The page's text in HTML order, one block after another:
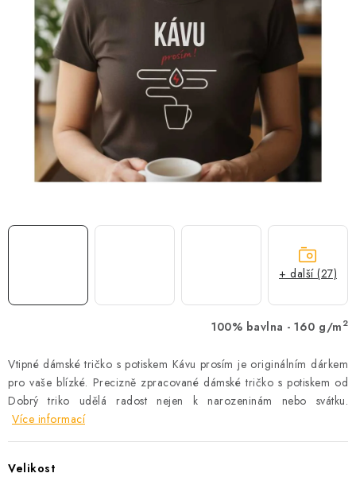
MÁM SRDCE POMÁHÁM
VÁNOCE
PROVIZNÍ SYSTÉM
Časté otázky
Obchodní podmínky
Zásady zpracování ochrany osobních údajů
Napište nám
100% bavlna - 160 g/m 2
Vtipné dámské tričko s potiskem Kávu prosím je originálním dárkem
pro vaše blízké. Precizně zpracované dámské tričko s potiskem od
Dobrý triko udělá radost nejen k narozeninám nebo svátku.
Více informací
Velikost
+ další (27)